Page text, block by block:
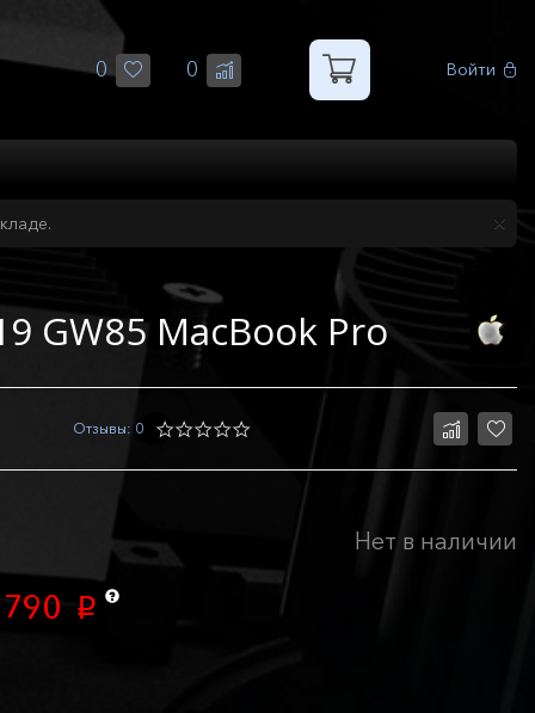
0 0 Войти
GW85 MacBook Pro
Отзывы: 0
p
Нет в наличии